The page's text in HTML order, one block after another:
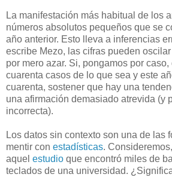
La manifestación más habitual de los
números absolutos pequeños que se
año anterior. Esto lleva a inferencias
escribe Mezo, las cifras pueden
por mero azar. Si, pongamos por
cuarenta casos de lo que sea y este
cuarenta, sostener que hay una
una afirmación demasiado atrevida (y
incorrecta).
Los datos sin contexto son una de las
mentir con estadísticas.
aquel estudio que encontró miles de
teclados de una universidad.